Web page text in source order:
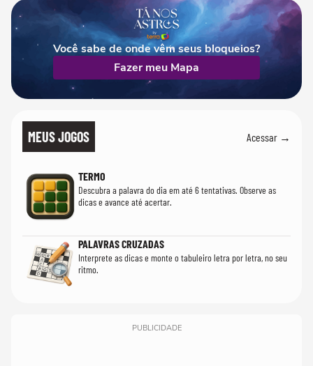
Você sabe de onde vêm seus bloqueios?
Fazer meu Mapa
MEUS JOGOS Acessar →
TERMO
Descubra a palavra do dia em até 6 tentativas. Observe as
dicas e avance até acertar.
PALAVRAS CRUZADAS
Interprete as dicas e monte o tabuleiro letra por letra, no seu
ritmo.
PUBLICIDADE